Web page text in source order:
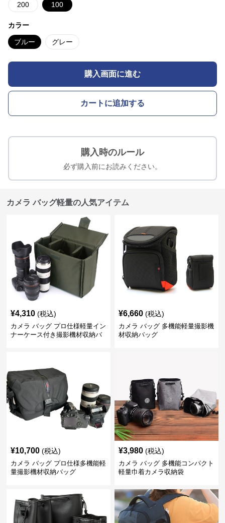
200 100
カラー
ブルー グレー
購入画面に進む
カートに追加する
購入時のルール
必ず購入前にお読みください。
カメラ バッグ軽量の人気アイテム
¥4,310 (税込)
カメラ バッグ プロ仕様軽量イン
ナーケース付き撮影機材収納バ
¥6,660 (税込)
カメラ バッグ 多機能軽量撮影機
材収納バッグ
¥10,700 (税込)
カメラ バッグ プロ仕様多機能軽
量撮影機材収納バッグ
¥3,980 (税込)
カメラ バッグ 多機能コンパクト
軽量巾着カメラ収納袋